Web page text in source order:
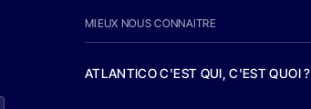
MIEUX NOUS CONNAITRE
ATLANTICO C'EST QUI, C'EST QUOI ?